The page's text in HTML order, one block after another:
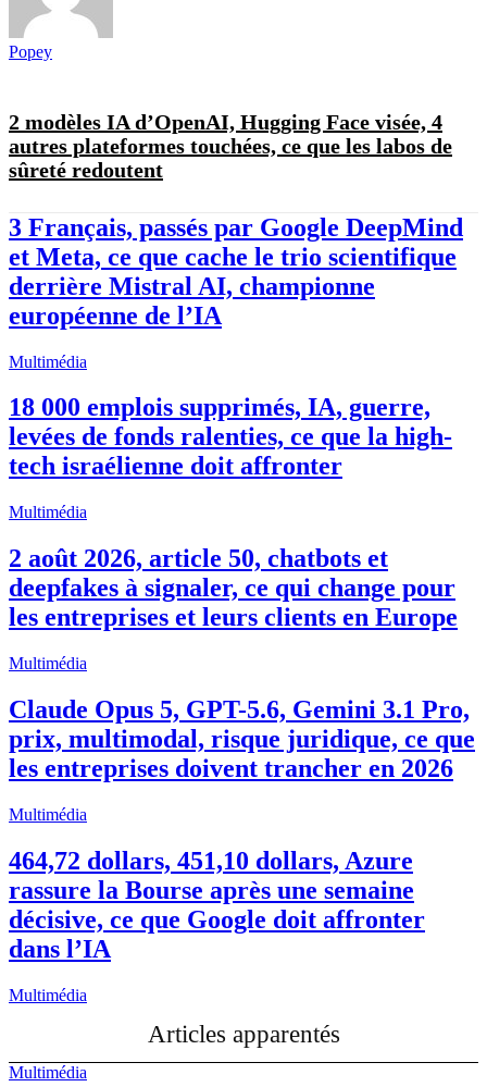
Popey
2 modèles IA d’OpenAI, Hugging Face visée, 4
autres plateformes touchées, ce que les labos de
sûreté redoutent
3 Français, passés par Google DeepMind
et Meta, ce que cache le trio scientifique
derrière Mistral AI, championne
européenne de l’IA
Multimédia
18 000 emplois supprimés, IA, guerre,
levées de fonds ralenties, ce que la high-
tech israélienne doit affronter
Multimédia
2 août 2026, article 50, chatbots et
deepfakes à signaler, ce qui change pour
les entreprises et leurs clients en Europe
Multimédia
Claude Opus 5, GPT-5.6, Gemini 3.1 Pro,
prix, multimodal, risque juridique, ce que
les entreprises doivent trancher en 2026
Multimédia
464,72 dollars, 451,10 dollars, Azure
rassure la Bourse après une semaine
décisive, ce que Google doit affronter
dans l’IA
Multimédia
Articles apparentés
Multimédia